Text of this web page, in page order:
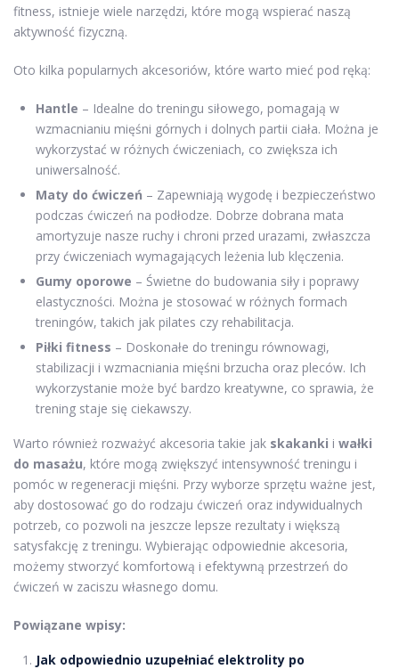
fitness, istnieje wiele narzędzi, które mogą wspierać naszą
aktywność fizyczną.
Oto kilka popularnych akcesoriów, które warto mieć pod ręką:
Hantle – Idealne do treningu siłowego, pomagają w
wzmacnianiu mięśni górnych i dolnych partii ciała. Można je
wykorzystać w różnych ćwiczeniach, co zwiększa ich
uniwersalność.
Maty do ćwiczeń – Zapewniają wygodę i bezpieczeństwo
podczas ćwiczeń na podłodze. Dobrze dobrana mata
amortyzuje nasze ruchy i chroni przed urazami, zwłaszcza
przy ćwiczeniach wymagających leżenia lub klęczenia.
Gumy oporowe – Świetne do budowania siły i poprawy
elastyczności. Można je stosować w różnych formach
treningów, takich jak pilates czy rehabilitacja.
Piłki fitness – Doskonałe do treningu równowagi,
stabilizacji i wzmacniania mięśni brzucha oraz pleców. Ich
wykorzystanie może być bardzo kreatywne, co sprawia, że
trening staje się ciekawszy.
Warto również rozważyć akcesoria takie jak skakanki i wałki
do masażu, które mogą zwiększyć intensywność treningu i
pomóc w regeneracji mięśni. Przy wyborze sprzętu ważne jest,
aby dostosować go do rodzaju ćwiczeń oraz indywidualnych
potrzeb, co pozwoli na jeszcze lepsze rezultaty i większą
satysfakcję z treningu. Wybierając odpowiednie akcesoria,
możemy stworzyć komfortową i efektywną przestrzeń do
ćwiczeń w zaciszu własnego domu.
Powiązane wpisy:
Jak odpowiednio uzupełniać elektrolity po